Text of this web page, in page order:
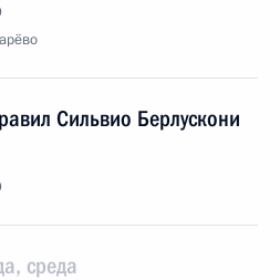
Сильвио Берлускони
среда